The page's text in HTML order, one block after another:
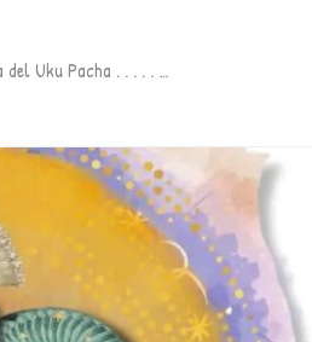
Uku Pacha . . . . . …